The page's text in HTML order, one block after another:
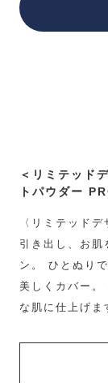
＜リミテッド
トパウダー
〈リミテッド
引き出し、お肌
ン。 ひとぬり
美しくカバー。
な肌に仕上げ